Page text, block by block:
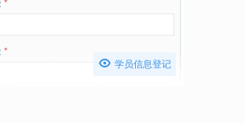
 学员信息登记